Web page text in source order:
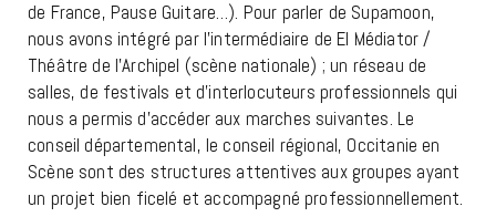
de France, Pause Guitare…). Pour parler de Supamoon,
nous avons intégré par l’intermédiaire de El Médiator /
Théâtre de l’Archipel (scène nationale) ; un réseau de
salles, de festivals et d’interlocuteurs professionnels qui
nous a permis d’accéder aux marches suivantes. Le
conseil départemental, le conseil régional, Occitanie en
Scène sont des structures attentives aux groupes ayant
un projet bien ficelé et accompagné professionnellement.